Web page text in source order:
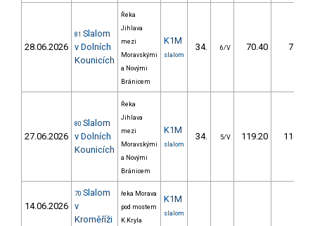
28.06.2026
81 Slalom
v Dolních
Kounicích
Řeka
Jihlava
mezi
Moravskými
a Novými
Bránicem
K1M
slalom
34. 6/V 70.40 78,7
27.06.2026
80 Slalom
v Dolních
Kounicích
Řeka
Jihlava
mezi
Moravskými
a Novými
Bránicem
K1M
slalom
34. 5/V 119.20 116,9
14.06.2026
70 Slalom
v
Kroměříži
řeka Morava
pod mostem
K.Kryla
K1M
slalom